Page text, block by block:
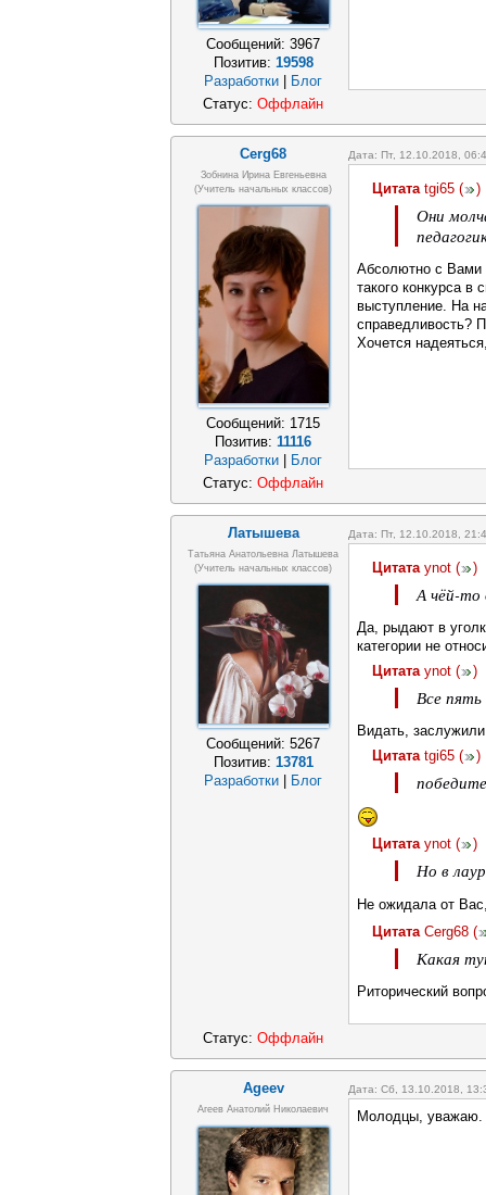
Сообщений: 3967
Позитив: 19598
Разработки
Блог
Статус: Оффлайн
Cerg68 Дата: Пт, 12.10.2018,
Зобнина Ирина Евгеньевна
(учитель начальных классов)
Сообщений: 1715
Позитив: 11116
Разработки
Блог
Цитата tgi65 ( )
Они
Абсолютно с Вами
такого конкурса
выступление. На
справедливость?
Хочется
Статус: Оффлайн
Латышева Дата: Пт, 12.10.2018,
Татьяна Анатольевна Латышева
(учитель начальных классов)
Сообщений: 5267
Позитив: 13781
Разработки
Блог
Цитата ynot ( )
А чёй-то
Да, рыдают в
категории не
Цитата ynot ( )
Все
Видать,
Цитата tgi65 ( )
Цитата ynot ( )
Но в
Не ожидала от
Цитата Cerg68 (
Какая
Риторический
Статус: Оффлайн
Ageev Дата: Сб, 13.10.2018,
Агеев Анатолий Николаевич Молодцы, уважаю.